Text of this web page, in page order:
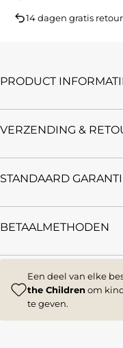
14 dagen gratis
PRODUCT
VERZENDING &
STANDAARD
BETAALMETHODEN
Een deel van elke
the Children om
te geven.